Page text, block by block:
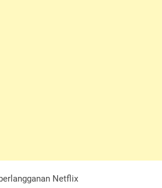
Netflix